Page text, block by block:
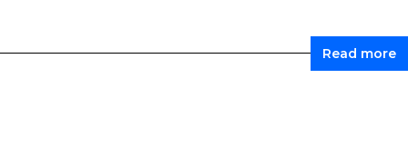
Read more